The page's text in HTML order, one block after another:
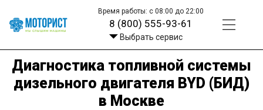
Время работы: с 08:00 до 22:00
8 (800) 555-93-61
Выбрать сервис
Диагностика топливной системы
дизельного двигателя BYD (БИД)
в Москве